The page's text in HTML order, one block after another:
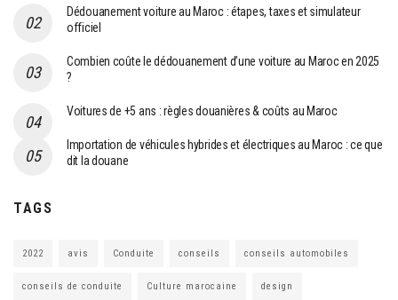
Dédouanement voiture au Maroc : étapes, taxes et simulateur
officiel
Combien coûte le dédouanement d’une voiture au Maroc en 2025
?
Voitures de +5 ans : règles douanières & coûts au Maroc
Importation de véhicules hybrides et électriques au Maroc : ce que
dit la douane
TAGS
2022 avis Conduite conseils conseils automobiles
conseils de conduite Culture marocaine design